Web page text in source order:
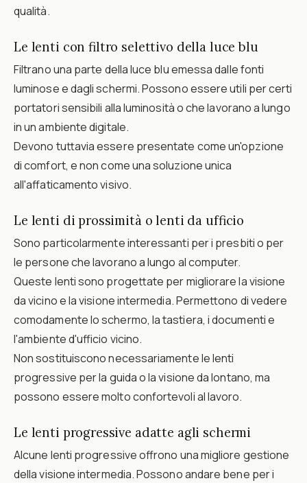
qualità.
Le lenti con filtro selettivo della luce blu
Filtrano una parte della luce blu emessa dalle fonti
luminose e dagli schermi. Possono essere utili per certi
portatori sensibili alla luminosità o che lavorano a lungo
in un ambiente digitale.
Devono tuttavia essere presentate come un'opzione
di comfort, e non come una soluzione unica
all'affaticamento visivo.
Le lenti di prossimità o lenti da ufficio
Sono particolarmente interessanti per i presbiti o per
le persone che lavorano a lungo al computer.
Queste lenti sono progettate per migliorare la visione
da vicino e la visione intermedia. Permettono di vedere
comodamente lo schermo, la tastiera, i documenti e
l'ambiente d'ufficio vicino.
Non sostituiscono necessariamente le lenti
progressive per la guida o la visione da lontano, ma
possono essere molto confortevoli al lavoro.
Le lenti progressive adatte agli schermi
Alcune lenti progressive offrono una migliore gestione
della visione intermedia. Possono andare bene per i